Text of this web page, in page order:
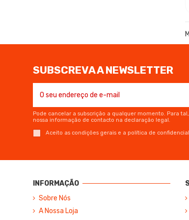
SUBSCREVA A NEWSLETTER
Pode cancelar a subscrição a qualquer momento. Para
nossa informação de contacto na declaração legal.
Aceito as condições gerais e a política de
INFORMAÇÃO
Sobre Nós
A Nossa Loja